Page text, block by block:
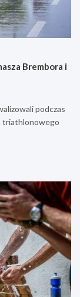
Brembora i
podczas
triathlonowego